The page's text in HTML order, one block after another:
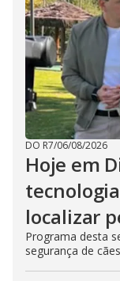
DO R7/06/08/2026
Hoje em
localizar
Programa desta
segurança de